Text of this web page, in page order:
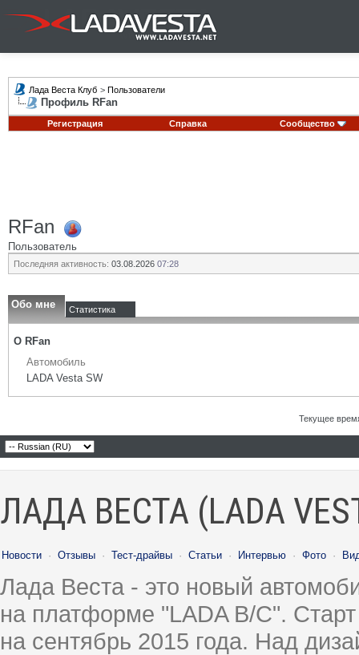
Лада Веста Клуб > Пользователи
Профиль RFan
Регистрация Справка Сообщество
RFan
Пользователь
Последняя активность: 03.08.2026 07:28
Обо мне Статистика
О RFan
Автомобиль
LADA Vesta SW
Текущее
ЛАДА ВЕСТА (LADA
Новости · Отзывы · Тест-драйвы · Статьи · Интервью · Фото ·
Лада Веста - это новый
на платформе "LADA B/C".
на сентябрь 2015 года. Над